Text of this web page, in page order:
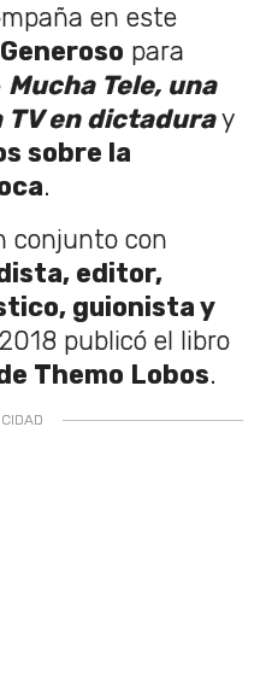
en este
para
Mucha Tele, una
en dictaduray
sobre la
.
conjunto con
editor,
guionista y
publicó el libro
Themo Lobos.